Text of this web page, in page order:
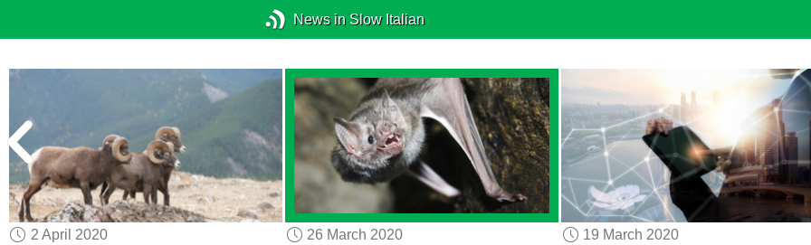
News in Slow Italian
2 April 2020
26 March 2020
19 March 2020